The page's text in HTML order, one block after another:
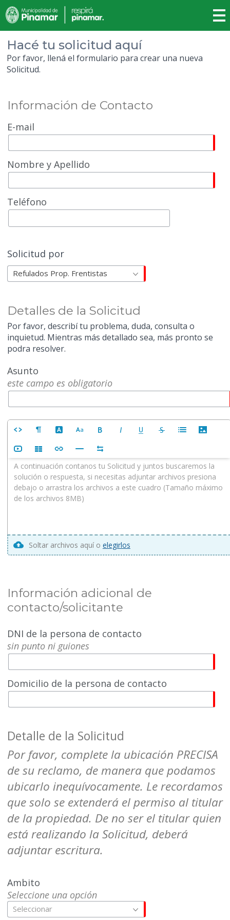
Hacé tu solicitud aquí
Por favor, llená el formulario para crear una nueva
Solicitud.
Información de Contacto
E-mail
Nombre y Apellido
Teléfono
Solicitud por
Refulados Prop. Frentistas
Detalles de la Solicitud
Por favor, describí tu problema, duda, consulta o
inquietud. Mientras más detallado sea, más pronto se
podra resolver.
Asunto
este campo es obligatorio
Soltar archivos aquí o elegirlos
Información adicional de
contacto/solicitante
DNI de la persona de contacto
sin punto ni guiones
Domicilio de la persona de contacto
Detalle de la Solicitud
Por favor, complete la ubicación PRECISA
de su reclamo, de manera que podamos
ubicarlo inequívocamente. Le recordamos
que solo se extenderá el permiso al titular
de la propiedad. De no ser el titular quien
está realizando la Solicitud, deberá
adjuntar escritura.
Ambito
Seleccione una opción
Seleccionar